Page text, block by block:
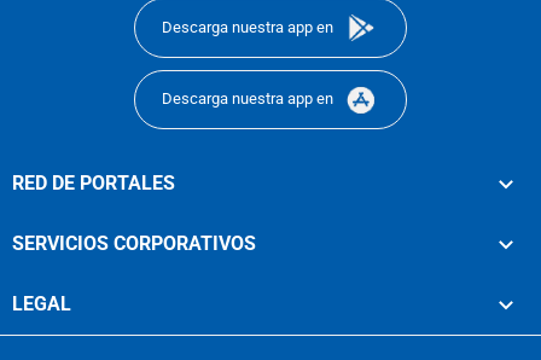
Descarga nuestra app en
Descarga nuestra app en
RED DE PORTALES
SERVICIOS CORPORATIVOS
LEGAL